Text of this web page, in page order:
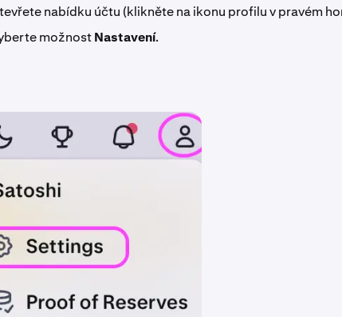
nabídku účtu (klikněte na ikonu profilu v pravém
možnostNastavení.